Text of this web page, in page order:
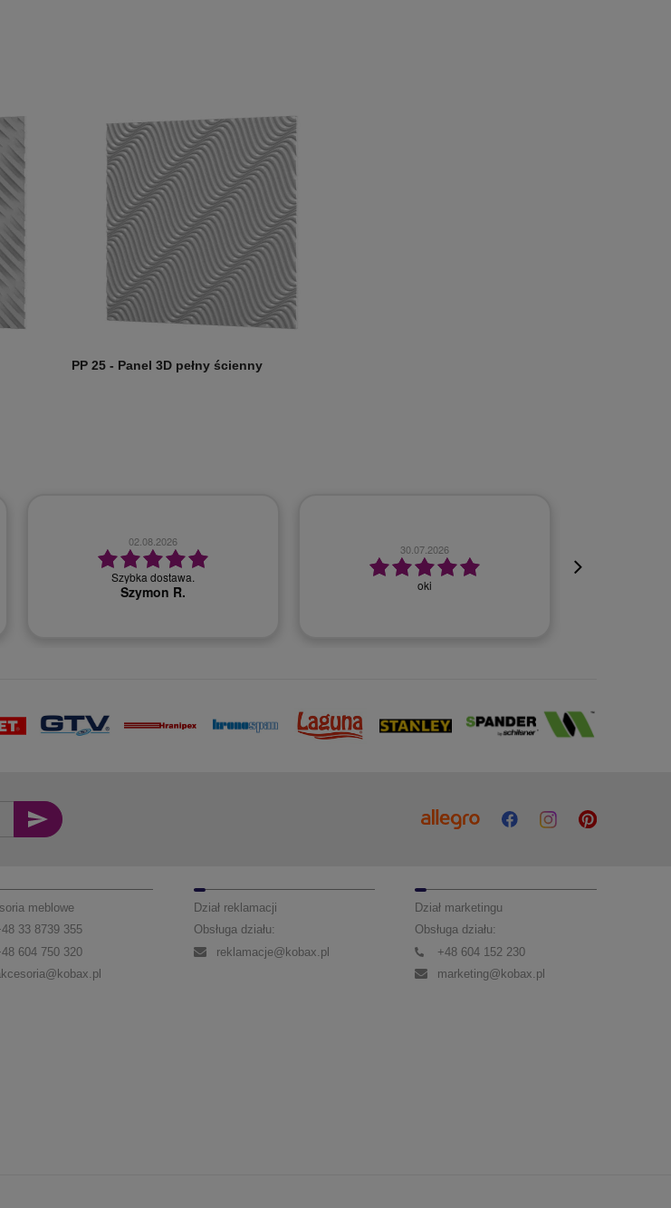
PP 25 - Panel 3D pełny ścienny
bardzo dobry kontakt, szybka realizacja
zamówienia
Monika T.
23.07.2026
Szybko, bezproblemowo.
meblowe
33 8739 355
604 750 320
Dział reklamacji
Obsługa działu:
reklamacje@kobax.pl
Dział marketingu
Obsługa działu:
+48 604 152 230
marketing@kobax.pl